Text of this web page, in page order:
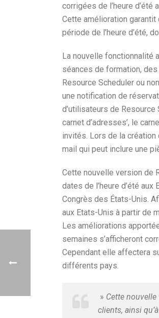
corrigées de l’heure
Cette amélioration
période de l’heure d’été,
La nouvelle fonctionnalité
séances de formation,
Resource Scheduler ou
une notification de
d’utilisateurs de
carnet d’adresses’, le
invités. Lors de la création
mail qui peut inclure une
Cette nouvelle version de
dates de l’heure d’été
Congrès des États-Unis.
aux Etats-Unis à partir de
Les améliorations
semaines s’afficheront
Cependant elle affectera
différents pays.
» Cette
clients, ainsi